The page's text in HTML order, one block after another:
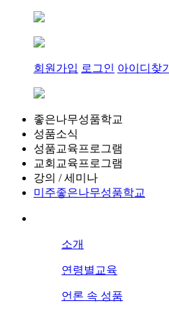
회원가입 로그인 아이디찾기
좋은나무성품학교
성품소식
성품교육프로그램
교회교육프로그램
강의 / 세미나
미주좋은나무성품학교
소개
연령별교육
언론 속 성품